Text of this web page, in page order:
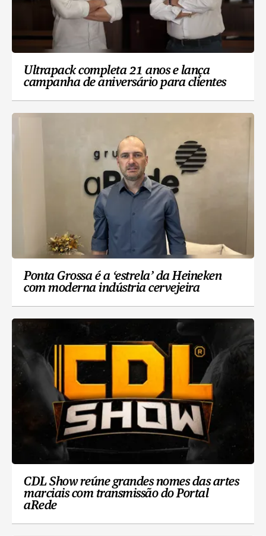
Ultrapack completa 21 anos e lança
campanha de aniversário para clientes
Ponta Grossa é a ‘estrela’ da Heineken
com moderna indústria cervejeira
CDL Show reúne grandes nomes das artes
marciais com transmissão do Portal
aRede